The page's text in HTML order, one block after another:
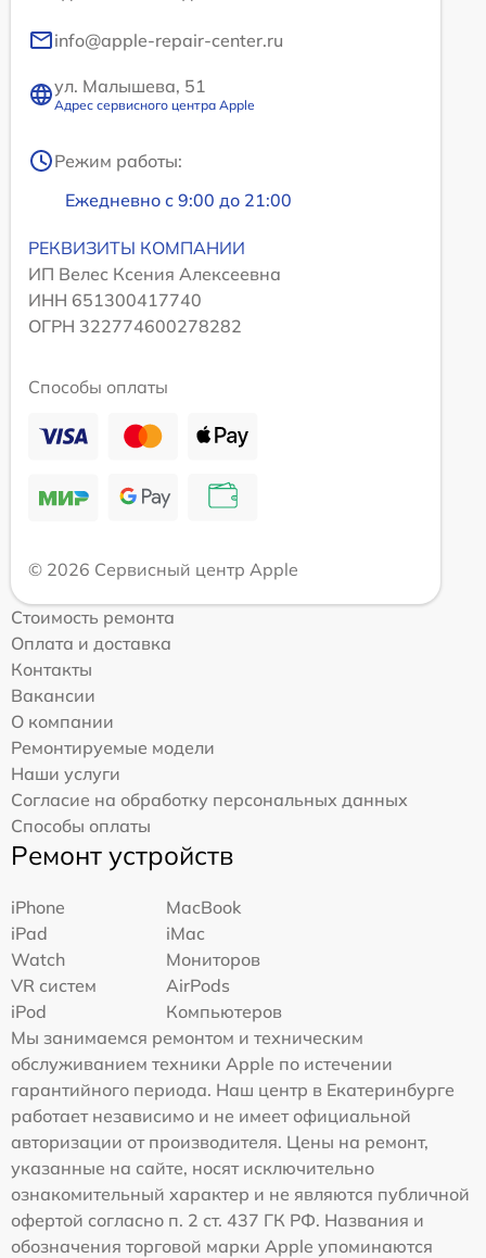
info@apple-repair-center.ru
ул. Малышева, 51
Адрес сервисного центра Apple
Режим работы:
Ежедневно с 9:00 до 21:00
РЕКВИЗИТЫ КОМПАНИИ
ИП Велес Ксения Алексеевна
ИНН 651300417740
ОГРН 322774600278282
Способы оплаты
© 2026 Сервисный центр Apple
Стоимость ремонта
Оплата и доставка
Контакты
Вакансии
О компании
Ремонтируемые модели
Наши услуги
Согласие на обработку персональных данных
Способы оплаты
Ремонт устройств
iPhone
MacBook
iPad
iMac
Watch
Мониторов
VR систем
AirPods
iPod
Компьютеров
Мы занимаемся ремонтом и техническим
обслуживанием техники Apple по истечении
гарантийного периода. Наш центр в Екатеринбурге
работает независимо и не имеет официальной
авторизации от производителя. Цены на ремонт,
указанные на сайте, носят исключительно
ознакомительный характер и не являются публичной
офертой согласно п. 2 ст. 437 ГК РФ. Названия и
обозначения торговой марки Apple упоминаются